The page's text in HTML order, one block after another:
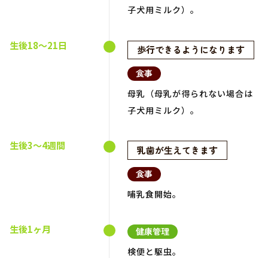
子犬用ミルク）。
生後18～21日 歩行できるようになります
食事
母乳（母乳が得られない場合は
子犬用ミルク）。
生後3～4週間 乳歯が生えてきます
食事
哺乳食開始。
生後1ヶ月
健康管理
検便と駆虫。